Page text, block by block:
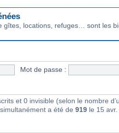
gîtes, locations, refuges… sont les
Mot de passe :
et 0 invisible (selon le nombre
a été de 919 le 15